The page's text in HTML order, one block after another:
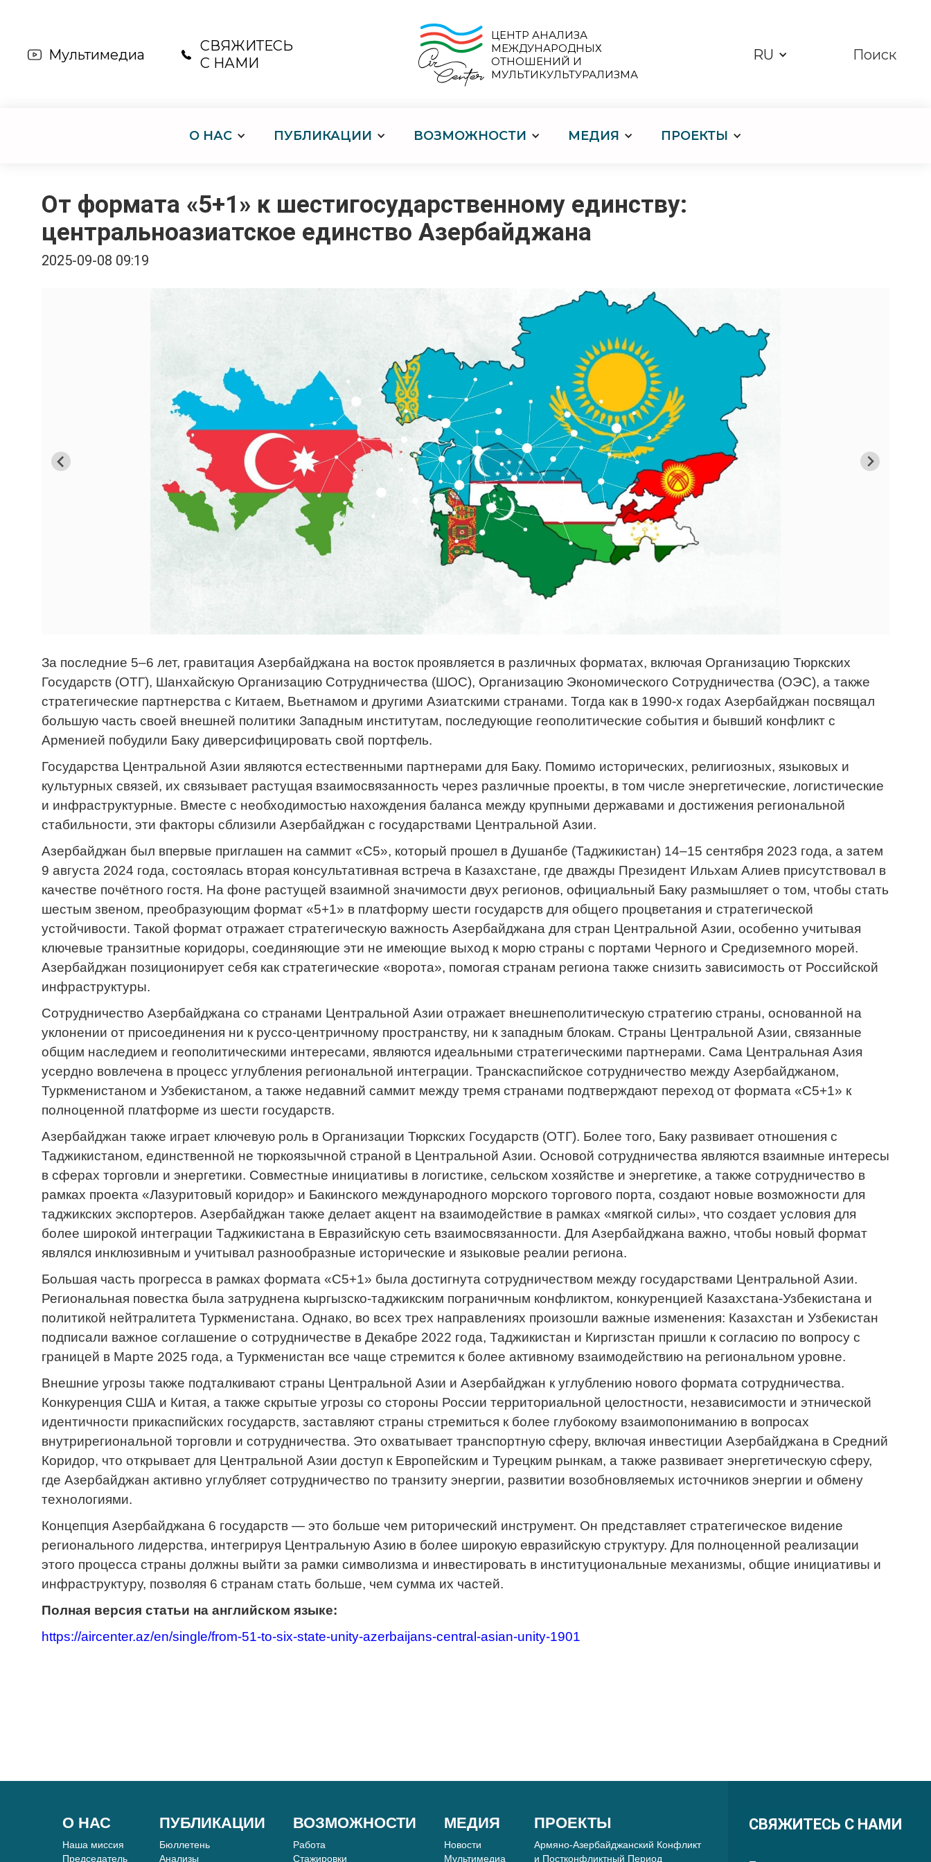
Мультимедиа
СВЯЖИТЕСЬ
С НАМИ
ЦЕНТР АНАЛИЗА
МЕЖДУНАРОДНЫХ
ОТНОШЕНИЙ И
МУЛЬТИКУЛЬТУРАЛИЗМА
RU Поиск
О НАС ПУБЛИКАЦИИ ВОЗМОЖНОСТИ МЕДИЯ ПРОЕКТЫ
От формата «5+1» к шестигосударственному единству:
центральноазиатское единство Азербайджана
2025-09-08 09:19
За последние 5–6 лет, гравитация Азербайджана на восток проявляется в различных форматах, включая Организацию Тюркских
Государств (ОТГ), Шанхайскую Организацию Сотрудничества (ШОС), Организацию Экономического Сотрудничества (ОЭС), а также
стратегические партнерства с Китаем, Вьетнамом и другими Азиатскими странами. Тогда как в 1990-х годах Азербайджан посвящал
большую часть своей внешней политики Западным институтам, последующие геополитические события и бывший конфликт с
Арменией побудили Баку диверсифицировать свой портфель.
Государства Центральной Азии являются естественными партнерами для Баку. Помимо исторических, религиозных, языковых и
культурных связей, их связывает растущая взаимосвязанность через различные проекты, в том числе энергетические, логистические
и инфраструктурные. Вместе с необходимостью нахождения баланса между крупными державами и достижения региональной
стабильности, эти факторы сблизили Азербайджан с государствами Центральной Азии.
Азербайджан был впервые приглашен на саммит «С5», который прошел в Душанбе (Таджикистан) 14–15 сентября 2023 года, а затем
9 августа 2024 года, состоялась вторая консультативная встреча в Казахстане, где дважды Президент Ильхам Алиев присутствовал в
качестве почётного гостя. На фоне растущей взаимной значимости двух регионов, официальный Баку размышляет о том, чтобы стать
шестым звеном, преобразующим формат «5+1» в платформу шести государств для общего процветания и стратегической
устойчивости. Такой формат отражает стратегическую важность Азербайджана для стран Центральной Азии, особенно учитывая
ключевые транзитные коридоры, соединяющие эти не имеющие выход к морю страны с портами Черного и Средиземного морей.
Азербайджан позиционирует себя как стратегические «ворота», помогая странам региона также снизить зависимость от Российской
инфраструктуры.
Сотрудничество Азербайджана со странами Центральной Азии отражает внешнеполитическую стратегию страны, основанной на
уклонении от присоединения ни к руссо-центричному пространству, ни к западным блокам. Страны Центральной Азии, связанные
общим наследием и геополитическими интересами, являются идеальными стратегическими партнерами. Сама Центральная Азия
усердно вовлечена в процесс углубления региональной интеграции. Транскаспийское сотрудничество между Азербайджаном,
Туркменистаном и Узбекистаном, а также недавний саммит между тремя странами подтверждают переход от формата «С5+1» к
полноценной платформе из шести государств.
Азербайджан также играет ключевую роль в Организации Тюркских Государств (ОТГ). Более того, Баку развивает отношения с
Таджикистаном, единственной не тюркоязычной страной в Центральной Азии. Основой сотрудничества являются взаимные интересы
в сферах торговли и энергетики. Совместные инициативы в логистике, сельском хозяйстве и энергетике, а также сотрудничество в
рамках проекта «Лазуритовый коридор» и Бакинского международного морского торгового порта, создают новые возможности для
таджикских экспортеров. Азербайджан также делает акцент на взаимодействие в рамках «мягкой силы», что создает условия для
более широкой интеграции Таджикистана в Евразийскую сеть взаимосвязанности. Для Азербайджана важно, чтобы новый формат
являлся инклюзивным и учитывал разнообразные исторические и языковые реалии региона.
Большая часть прогресса в рамках формата «С5+1» была достигнута сотрудничеством между государствами Центральной Азии.
Региональная повестка была затруднена кыргызско-таджикским пограничным конфликтом, конкуренцией Казахстана-Узбекистана и
политикой нейтралитета Туркменистана. Однако, во всех трех направлениях произошли важные изменения: Казахстан и Узбекистан
подписали важное соглашение о сотрудничестве в Декабре 2022 года, Таджикистан и Киргизстан пришли к согласию по вопросу с
границей в Марте 2025 года, а Туркменистан все чаще стремится к более активному взаимодействию на региональном уровне.
Внешние угрозы также подталкивают страны Центральной Азии и Азербайджан к углублению нового формата сотрудничества.
Конкуренция США и Китая, а также скрытые угрозы со стороны России территориальной целостности, независимости и этнической
идентичности прикаспийских государств, заставляют страны стремиться к более глубокому взаимопониманию в вопросах
внутрирегиональной торговли и сотрудничества. Это охватывает транспортную сферу, включая инвестиции Азербайджана в Средний
Коридор, что открывает для Центральной Азии доступ к Европейским и Турецким рынкам, а также развивает энергетическую сферу,
где Азербайджан активно углубляет сотрудничество по транзиту энергии, развитии возобновляемых источников энергии и обмену
технологиями.
Концепция Азербайджана 6 государств — это больше чем риторический инструмент. Он представляет стратегическое видение
регионального лидерства, интегрируя Центральную Азию в более широкую евразийскую структуру. Для полноценной реализации
этого процесса страны должны выйти за рамки символизма и инвестировать в институциональные механизмы, общие инициативы и
инфраструктуру, позволяя 6 странам стать больше, чем сумма их частей.
Полная версия статьи на английском языке:
https://aircenter.az/en/single/from-51-to-six-state-unity-azerbaijans-central-asian-unity-1901
О НАС
Наша миссия
Председатель
ПУБЛИКАЦИИ
Бюллетень
Анализы
ВОЗМОЖНОСТИ
Работа
Стажировки
МЕДИЯ
Новости
Мультимедиа
ПРОЕКТЫ
Армяно-Азербайджанский Конфликт
и Постконфликтный Период
СВЯЖИТЕСЬ С НАМИ